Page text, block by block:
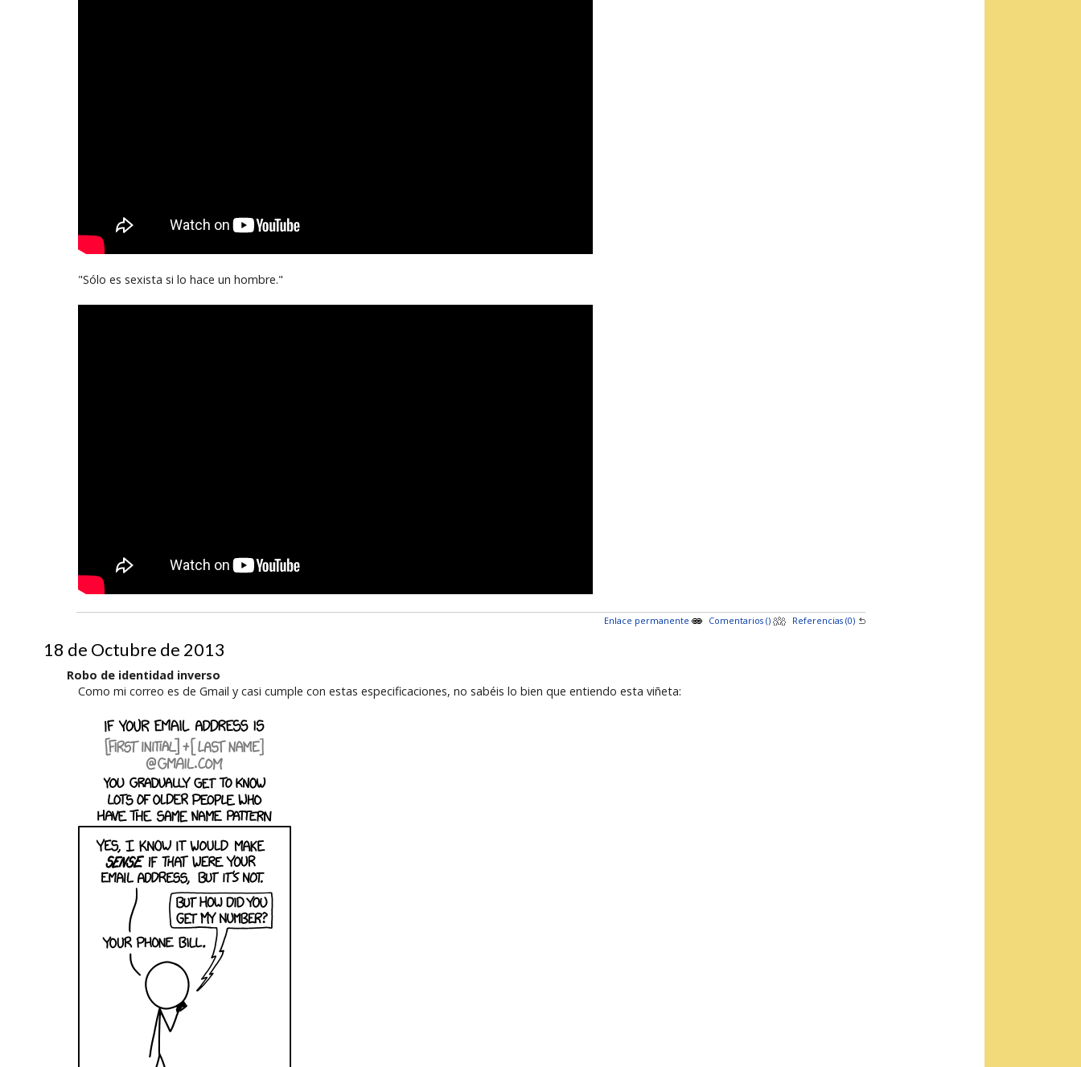
"Sólo es sexista si lo hace un hombre."
Enlace permanente Comentarios () Referencias (0)
18 de Octubre de 2013
Robo de identidad inverso
Como mi correo es de Gmail y casi cumple con estas especificaciones, no sabéis lo bien que entiendo esta viñeta: